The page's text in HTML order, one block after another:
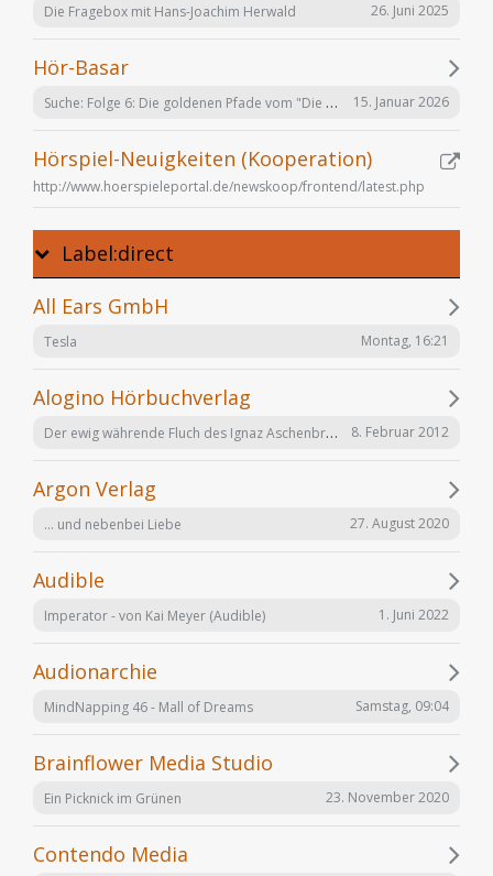
Die Fragebox mit Hans-Joachim Herwald 26. Juni 2025
Hör-Basar
Suche: Folge 6: Die goldenen Pfade vom "Die Elfen" Hörspiel von Bernhard Hennen 15. Januar 2026
Hörspiel-Neuigkeiten (Kooperation)
http://www.hoerspieleportal.de/newskoop/frontend/latest.php
Label:direct
All Ears GmbH
Tesla Montag, 16:21
Alogino Hörbuchverlag
Der ewig währende Fluch des Ignaz Aschenbrenner 8. Februar 2012
Argon Verlag
... und nebenbei Liebe 27. August 2020
Audible
Imperator - von Kai Meyer (Audible) 1. Juni 2022
Audionarchie
MindNapping 46 - Mall of Dreams Samstag, 09:04
Brainflower Media Studio
Ein Picknick im Grünen 23. November 2020
Contendo Media